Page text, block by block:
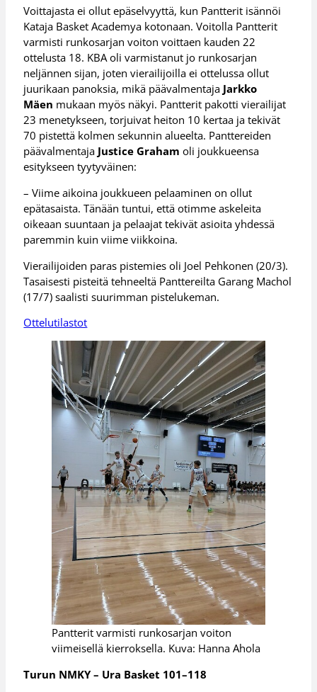
Voittajasta ei ollut epäselvyyttä, kun Pantterit isännöi
Kataja Basket Academya kotonaan. Voitolla Pantterit
varmisti runkosarjan voiton voittaen kauden 22
ottelusta 18. KBA oli varmistanut jo runkosarjan
neljännen sijan, joten vierailijoilla ei ottelussa ollut
juurikaan panoksia, mikä päävalmentaja Jarkko
Mäen mukaan myös näkyi. Pantterit pakotti vierailijat
23 menetykseen, torjuivat heiton 10 kertaa ja tekivät
70 pistettä kolmen sekunnin alueelta. Panttereiden
päävalmentaja Justice Grahamoli joukkueensa
esitykseen tyytyväinen:
– Viime aikoina joukkueen pelaaminen on ollut
epätasaista. Tänään tuntui, että otimme askeleita
oikeaan suuntaan ja pelaajat tekivät asioita yhdessä
paremmin kuin viime viikkoina.
Vierailijoiden paras pistemies oli Joel Pehkonen (20/3).
Tasaisesti pisteitä tehneeltä Panttereilta Garang Machol
(17/7) saalisti suurimman pistelukeman.
Ottelutilastot
Pantterit varmisti runkosarjan voiton
viimeisellä kierroksella. Kuva: Hanna Ahola
Turun NMKY – Ura Basket 101–118